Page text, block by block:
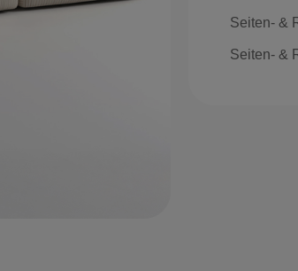
Seiten- &
Seiten- &